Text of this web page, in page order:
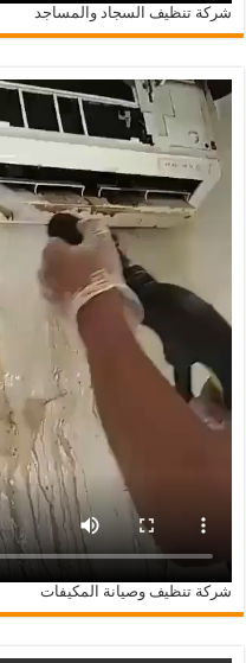
شركة تنظيف السجاد والمساجد
شركة تنظيف وصيانة المكيفات